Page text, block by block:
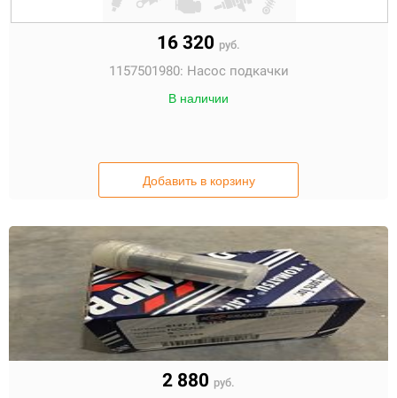
16 320 руб.
1157501980: Насос подкачки
В наличии
Добавить в корзину
2 880 руб.